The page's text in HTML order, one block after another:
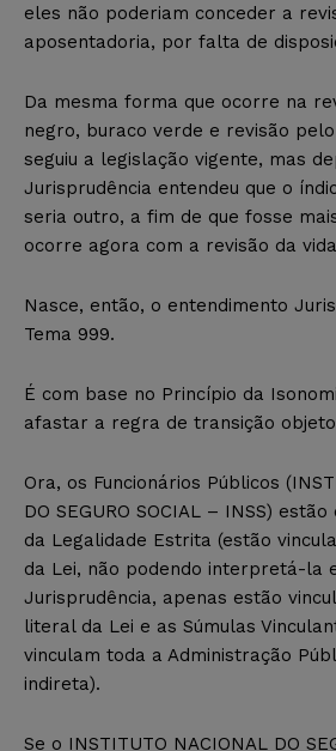
eles não poderiam conceder a
aposentadoria, por falta de
Da mesma forma que ocorre na
negro, buraco verde e revisão
seguiu a legislação vigente, mas
Jurisprudência entendeu que o
seria outro, a fim de que fosse
ocorre agora com a revisão da
Nasce, então, o entendimento
Tema 999.
É com base no Princípio da
afastar a regra de transição
Ora, os Funcionários Públicos
DO SEGURO SOCIAL – INSS)
da Legalidade Estrita (estão
da Lei, não podendo interpretá-la
Jurisprudência, apenas estão
literal da Lei e as Súmulas
vinculam toda a Administração
indireta).
Se o INSTITUTO NACIONAL DO